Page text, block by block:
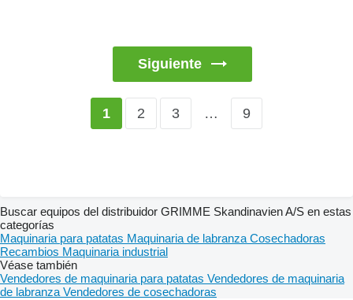
Siguiente
1 2 3 … 9
Buscar equipos del distribuidor GRIMME Skandinavien A/S en estas
categorías
Maquinaria para patatas Maquinaria de labranza Cosechadoras
Recambios Maquinaria industrial
Véase también
Vendedores de maquinaria para patatas Vendedores de maquinaria
de labranza Vendedores de cosechadoras